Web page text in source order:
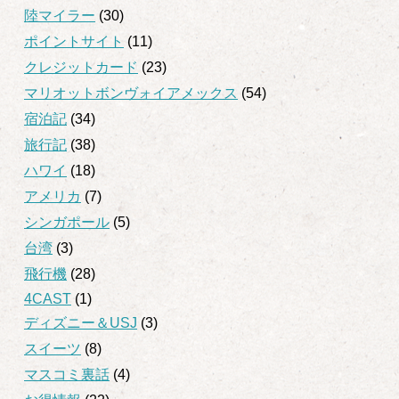
陸マイラー (30)
ポイントサイト (11)
クレジットカード (23)
マリオットボンヴォイアメックス (54)
宿泊記 (34)
旅行記 (38)
ハワイ (18)
アメリカ (7)
シンガポール (5)
台湾 (3)
飛行機 (28)
4CAST (1)
ディズニー＆USJ (3)
スイーツ (8)
マスコミ裏話 (4)